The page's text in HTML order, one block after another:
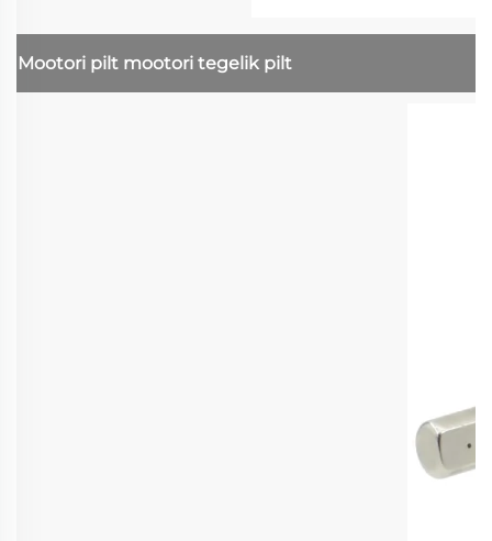
Mootori pilt mootori tegelik pilt